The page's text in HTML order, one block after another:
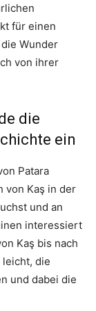
für einen
Wunder
von ihrer
die
ein
Patara
von Kaş in der
und an
interessiert
Kaş bis nach
leicht, die
und dabei die